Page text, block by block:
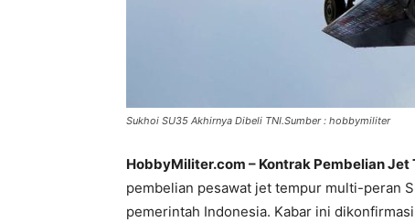
Sukhoi SU35 Akhirnya Dibeli TNI.Sumber : hobbymiliter
HobbyMiliter.com – Kontrak Pembelian
pembelian pesawat jet tempur multi-peran
pemerintah Indonesia. Kabar ini